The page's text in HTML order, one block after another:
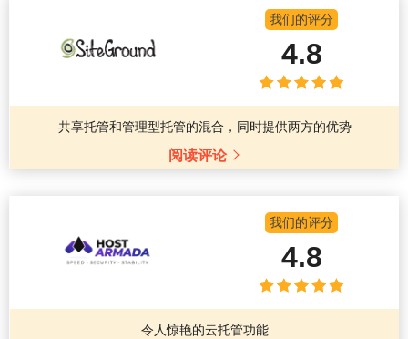
我们的评分
4.8
共享托管和管理型托管的混合，同时提供两方的优势
阅读评论
我们的评分
4.8
令人惊艳的云托管功能